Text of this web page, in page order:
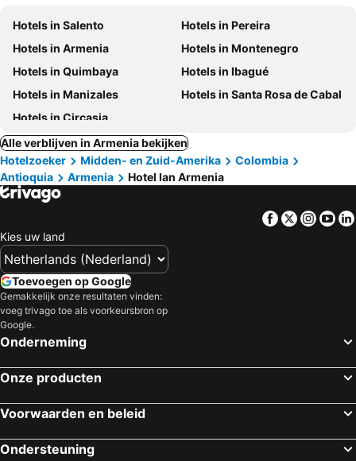
Hotels in Salento
Hotels in Pereira
Hotels in Armenia
Hotels in Montenegro
Hotels in Quimbaya
Hotels in Ibagué
Hotels in Manizales
Hotels in Santa Rosa de Cabal
Hotels in Circasia
Alle verblijven in Armenia bekijken
Hotelzoeker
Midden- en Zuid-Amerika
Colombia
Antioquia
Armenia Hotel Ian Armenia
Facebook
Twitter
Kies uw land
Toevoegen op Google
Gemakkelijk onze resultaten vinden:
voeg trivago toe als voorkeursbron op
Google.
Onderneming
Onze producten
Voorwaarden en beleid
Ondersteuning